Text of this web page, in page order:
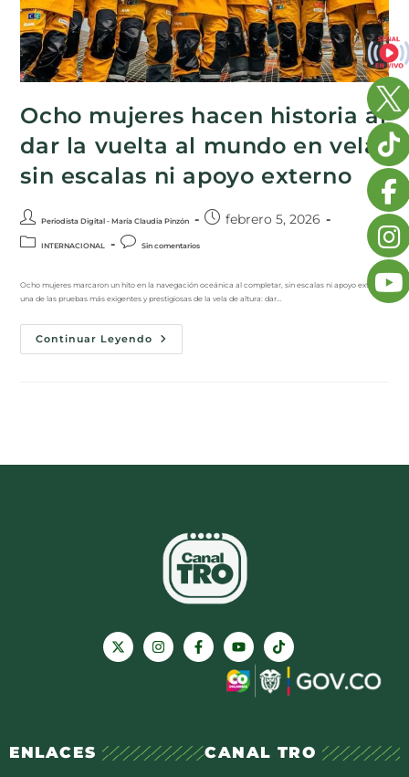
Ocho mujeres hacen historia al
dar la vuelta al mundo en vela
sin escalas ni apoyo externo
Periodista Digital - María Claudia Pinzón febrero 5, 2026
INTERNACIONAL Sin comentarios
Ocho mujeres marcaron un hito en la navegación oceánica al completar, sin escalas ni apoyo externo,
una de las pruebas más exigentes y prestigiosas de la vela de altura: dar…
Continuar Leyendo
ENLACES CANAL TRO